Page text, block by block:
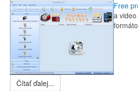
Free
a
Čítať ďalej...